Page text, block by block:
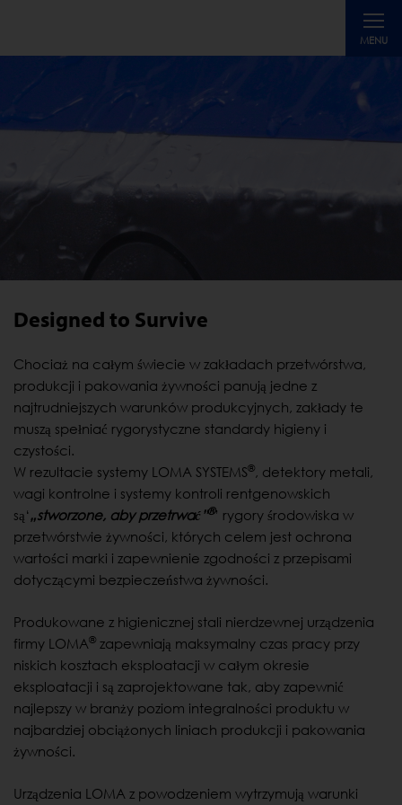
MENU
Toggle
Designed to Survive
Chociaż na całym świecie w zakładach przetwórstwa,
produkcji i pakowania żywności panują jedne z
najtrudniejszych warunków produkcyjnych, zakłady te
muszą spełniać rygorystyczne standardy higieny i
czystości.
W rezultacie systemy LOMA SYSTEMS®, detektory metali,
wagi kontrolne i systemy kontroli rentgenowskich
są‘ „stworzone, aby przetrwać”®’ rygory środowiska w
przetwórstwie żywności, których celem jest ochrona
wartości marki i zapewnienie zgodności z przepisami
dotyczącymi bezpieczeństwa żywności.
Produkowane z higienicznej stali nierdzewnej urządzenia
firmy LOMA® zapewniają maksymalny czas pracy przy
niskich kosztach eksploatacji w całym okresie
eksploatacji i są zaprojektowane tak, aby zapewnić
najlepszy w branży poziom integralności produktu w
najbardziej obciążonych liniach produkcji i pakowania
żywności.
Urządzenia LOMA z powodzeniem wytrzymują warunki